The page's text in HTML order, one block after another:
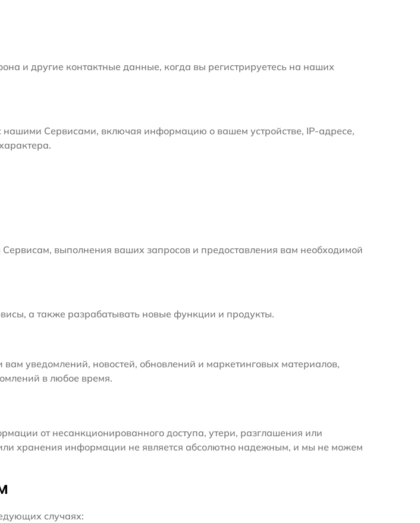
и другие контактные данные, когда вы регистрируетесь на наших
Сервисами, включая информацию о вашем устройстве, IP-адресе,
выполнения ваших запросов и предоставления вам необходимой
а также разрабатывать новые функции и продукты.
уведомлений, новостей, обновлений и маркетинговых материалов,
в любое время.
от несанкционированного доступа, утери, разглашения или
хранения информации не является абсолютно надежным, и мы не можем
случаях: